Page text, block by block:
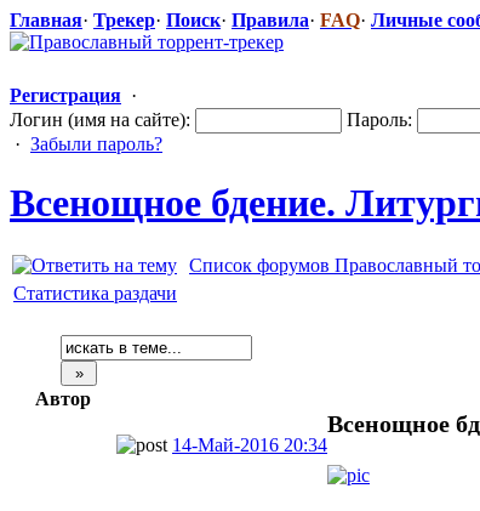
Главная· Трекер· Поиск· Правила· FAQ· Личные
Регистрация ·
Логин (имя на сайте):
Пароль:
· Забыли пароль?
Всенощное бдение.
Список форумов Православный
Статистика раздачи
Автор
14-Май-2016 20:34
Всенощное